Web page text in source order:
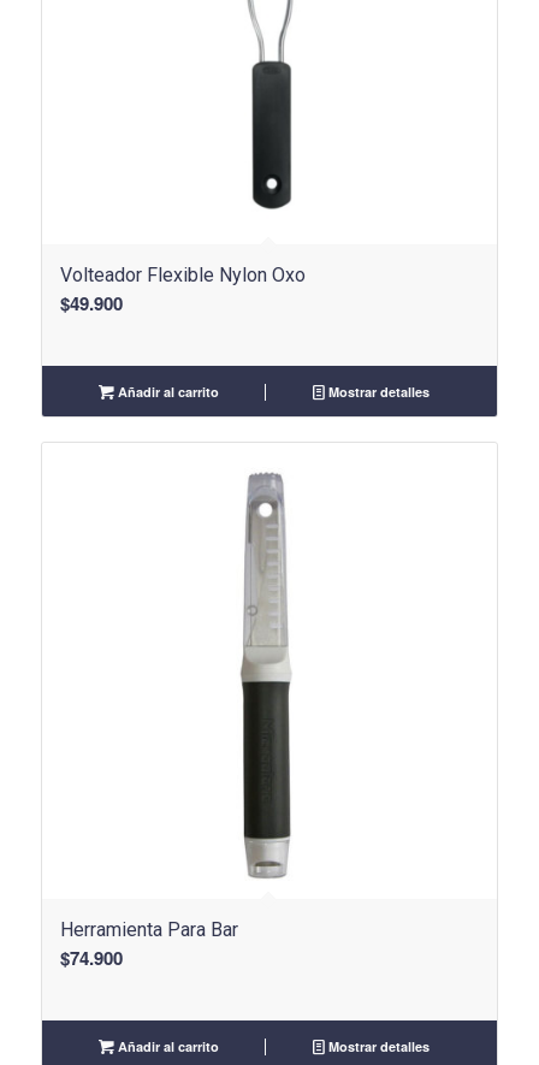
Volteador Flexible Nylon Oxo
$49.900
Añadir al carrito Mostrar detalles
Herramienta Para Bar
$74.900
Añadir al carrito Mostrar detalles